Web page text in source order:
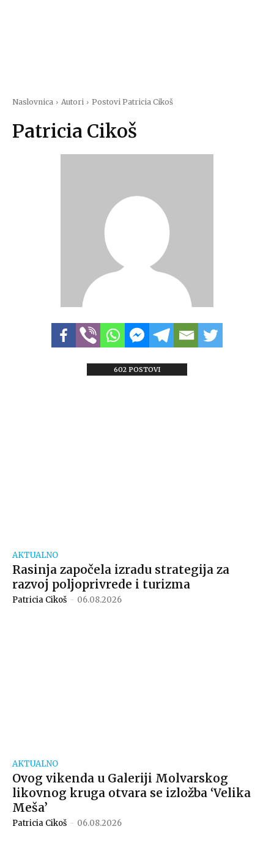
Naslovnica Autori Postovi Patricia Cikoš
Patricia Cikoš
602 POSTOVI
AKTUALNO
Rasinja započela izradu strategija za
razvoj poljoprivrede i turizma
Patricia Cikoš - 06.08.2026
AKTUALNO
Ovog vikenda u Galeriji Molvarskog
likovnog kruga otvara se izložba ‘Velika
Meša’
Patricia Cikoš - 06.08.2026